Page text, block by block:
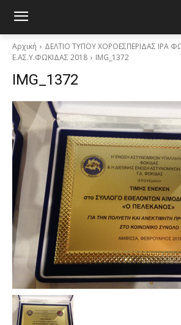
Αρχική
ΔΕΛΤΙΟ ΤΥΠΟΥ ΧΟΡΟΕΣΠΕΡΙΔΑΣ IPA
Ε.ΑΣ.Υ.ΦΩΚΙΔΑΣ 2018
IMG_1372
IMG_1372